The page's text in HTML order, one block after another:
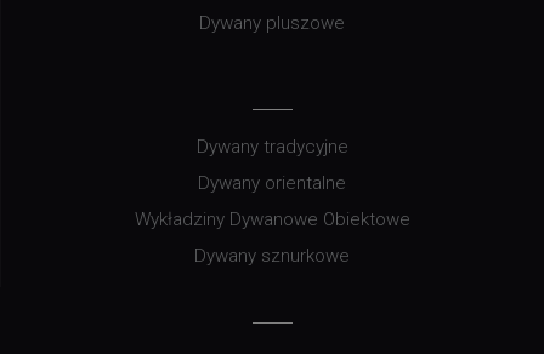
Dywany pluszowe
Dywany tradycyjne
Dywany orientalne
Wykładziny Dywanowe Obiektowe
Dywany sznurkowe